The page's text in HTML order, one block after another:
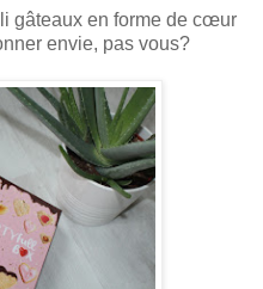
gâteaux en forme de cœur
envie, pas vous?